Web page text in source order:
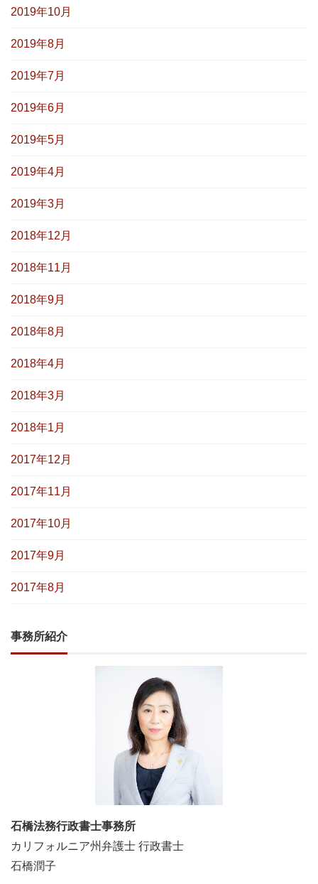
2019年10月
2019年8月
2019年7月
2019年6月
2019年5月
2019年4月
2019年3月
2018年12月
2018年11月
2018年9月
2018年8月
2018年4月
2018年3月
2018年1月
2017年12月
2017年11月
2017年10月
2017年9月
2017年8月
事務所紹介
石橋法務行政書士事務所
カリフォルニア州弁護士 行政書士
石橋潤子